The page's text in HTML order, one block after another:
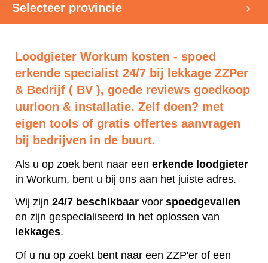
Selecteer provincie
Loodgieter Workum kosten - spoed
erkende specialist 24/7 bij lekkage ZZPer
& Bedrijf ( BV ), goede reviews goedkoop
uurloon & installatie. Zelf doen? met
eigen tools of gratis offertes aanvragen
bij bedrijven in de buurt.
Als u op zoek bent naar een erkende loodgieter
in Workum, bent u bij ons aan het juiste adres.
Wij zijn 24/7 beschikbaar voor spoedgevallen
en zijn gespecialiseerd in het oplossen van
lekkages.
Of u nu op zoekt bent naar een ZZP'er of een